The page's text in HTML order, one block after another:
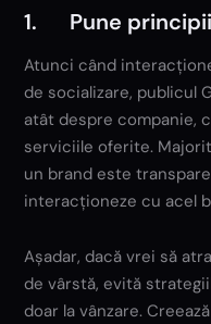
1. Pune
Atunci când
de socializare, publicul
atât despre companie,
serviciile oferite.
un brand este
interacționeze cu acel
Așadar, dacă vrei să
de vârstă, evită
doar la vânzare.